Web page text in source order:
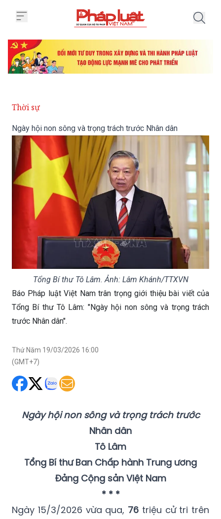
Thời sự
Ngày hội non sông và trọng trách trước Nhân dân
Tổng Bí thư Tô Lâm. Ảnh: Lâm Khánh/TTXVN
Báo Pháp luật Việt Nam trân trọng giới thiệu bài viết của
Tổng Bí thư Tô Lâm: "Ngày hội non sông và trọng trách
trước Nhân dân".
Thứ Năm 19/03/2026 16:00
(GMT+7)
Ngày hội non sông và trọng trách trước
Nhân dân
Tô Lâm
Tổng Bí thư Ban Chấp hành Trung ương
Đảng Cộng sản Việt Nam
* * *
Ngày 15/3/2026 vừa qua, 76 triệu cử tri trên